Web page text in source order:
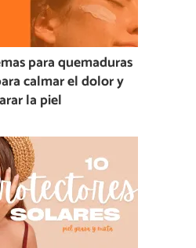
para quemaduras
calmar el dolor y
la piel